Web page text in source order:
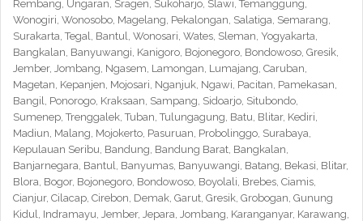
Rembang, Ungaran, Sragen, Sukoharjo, Slawi, Temanggung,
Wonogiri, Wonosobo, Magelang, Pekalongan, Salatiga, Semarang,
Surakarta, Tegal, Bantul, Wonosari, Wates, Sleman, Yogyakarta,
Bangkalan, Banyuwangi, Kanigoro, Bojonegoro, Bondowoso, Gresik,
Jember, Jombang, Ngasem, Lamongan, Lumajang, Caruban,
Magetan, Kepanjen, Mojosari, Nganjuk, Ngawi, Pacitan, Pamekasan,
Bangil, Ponorogo, Kraksaan, Sampang, Sidoarjo, Situbondo,
Sumenep, Trenggalek, Tuban, Tulungagung, Batu, Blitar, Kediri,
Madiun, Malang, Mojokerto, Pasuruan, Probolinggo, Surabaya,
Kepulauan Seribu, Bandung, Bandung Barat, Bangkalan,
Banjarnegara, Bantul, Banyumas, Banyuwangi, Batang, Bekasi, Blitar,
Blora, Bogor, Bojonegoro, Bondowoso, Boyolali, Brebes, Ciamis,
Cianjur, Cilacap, Cirebon, Demak, Garut, Gresik, Grobogan, Gunung
Kidul, Indramayu, Jember, Jepara, Jombang, Karanganyar, Karawang,